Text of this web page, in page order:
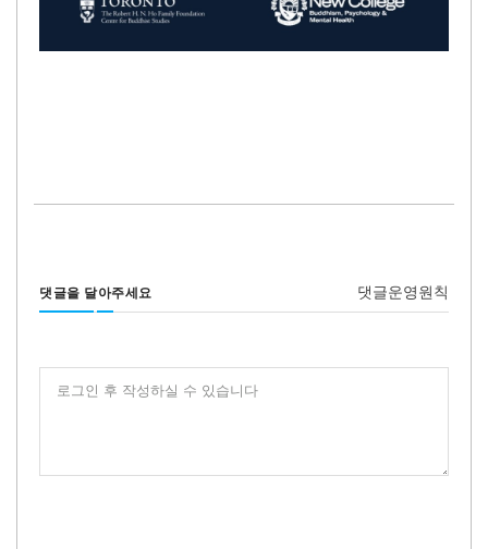
댓글을 달아주세요 댓글운영원칙
로그인 후 작성하실 수 있습니다